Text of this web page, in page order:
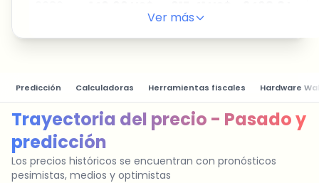
Ver más
Predicción Calculadoras Herramientas fiscales Hardware
Trayectoria del precio - Pasado y
predicción
Los precios históricos se encuentran con pronósticos
pesimistas, medios y optimistas